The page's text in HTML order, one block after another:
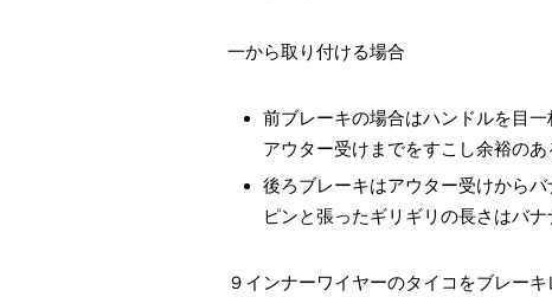
一から取り付ける場合
前ブレーキの場合はハンドルを目
アウター受けまでをすこし余裕のあ
後ろブレーキはアウター受けから
ピンと張ったギリギリの長さはバ
９インナーワイヤーのタイコをブレー